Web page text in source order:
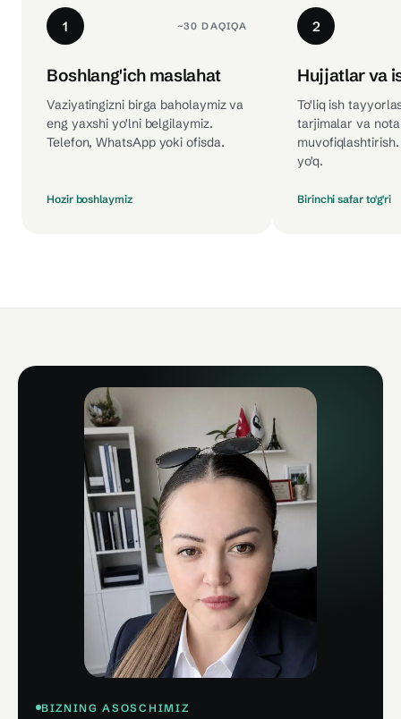
1 ~30 DAQIQA
Boshlang'ich maslahat
Vaziyatingizni birga baholaymiz va
eng yaxshi yo'lni belgilaymiz.
Telefon, WhatsApp yoki ofisda.
Hozir boshlaymiz
2
Hujjatlar va
To'liq ish
tarjimalar va
yo'q.
Birinchi safar to'g'ri
BIZNING ASOSCHIMIZ